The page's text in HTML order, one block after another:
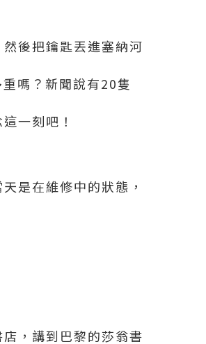
後把鑰匙丟進塞納河
嗎？新聞說有20隻
一刻吧！
是在維修中的狀態，
，講到巴黎的莎翁書